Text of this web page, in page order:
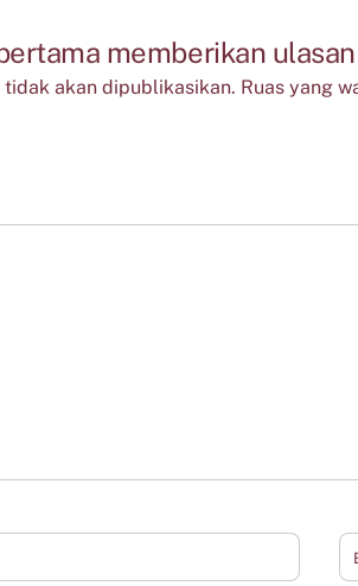
memberikan ulasan
akan dipublikasikan. Ruas yang